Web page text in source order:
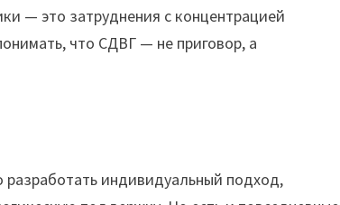
— это затруднения с концентрацией
что СДВГ — не приговор, а
индивидуальный подход,